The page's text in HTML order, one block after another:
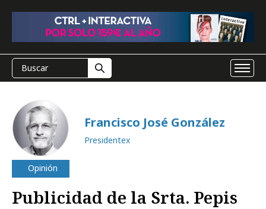
Francisco José González
Presidentex
Opinión
Publicidad de la Srta. Pepis